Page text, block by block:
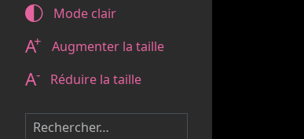
Mode clair
A+ Augmenter la taille
A- Réduire la taille